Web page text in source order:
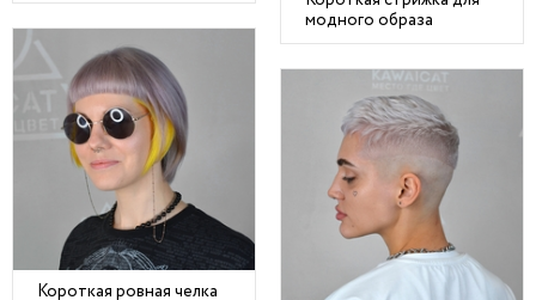
модного образа
Короткая ровная челка